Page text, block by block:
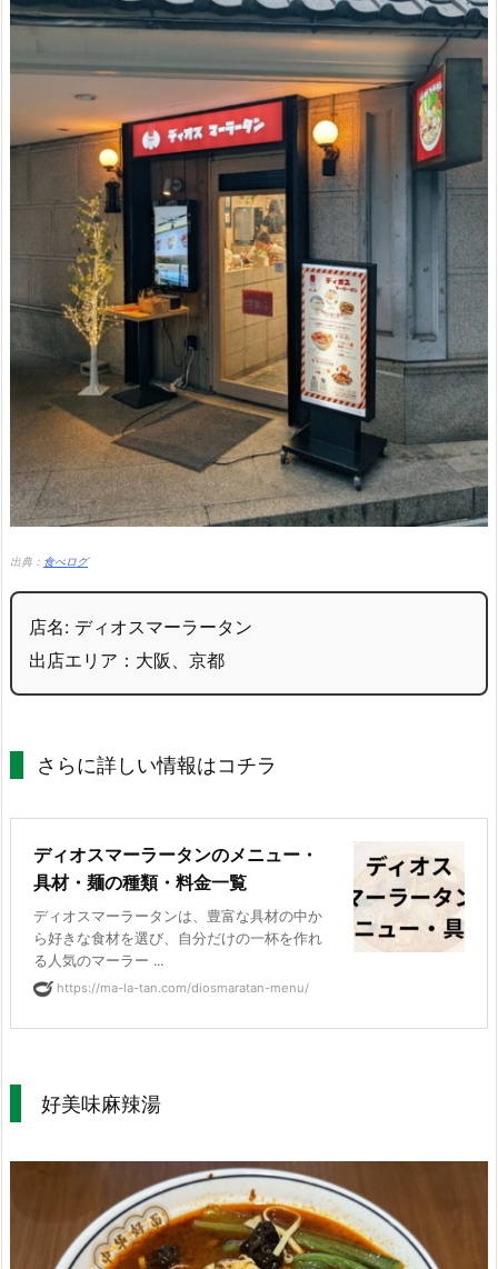
出典： 食べログ
店名: ディオスマーラータン
出店エリア：大阪、京都
さらに詳しい情報はコチラ
ディオスマーラータンのメニュー・
具材・麺の種類・料金一覧
ディオスマーラータンは、豊富な具材の中か
ら好きな食材を選び、自分だけの一杯を作れ
る人気のマーラー ...
https://ma-la-tan.com/diosmaratan-menu/
好美味麻辣湯